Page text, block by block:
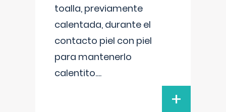
toalla, previamente
calentada, durante el
contacto piel con piel
para mantenerlo
calentito....
+